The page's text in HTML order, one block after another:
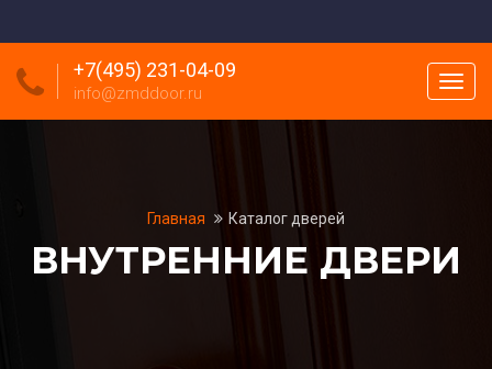
меню
+7(495) 231-04-09
info@zmddoor.ru
Главная Каталог дверей
ВНУТРЕННИЕ ДВЕРИ